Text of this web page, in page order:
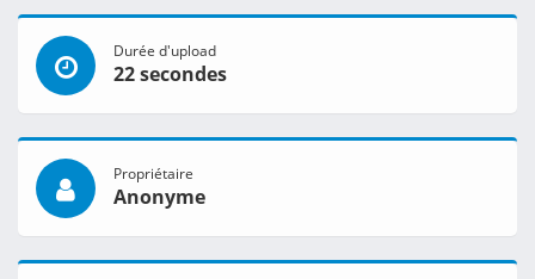
Durée d'upload
22 secondes
Propriétaire
Anonyme